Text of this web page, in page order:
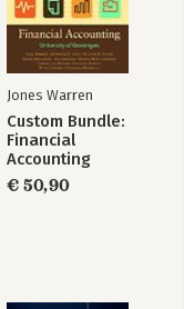
Jones Warren
Custom Bundle:
Financial
Accounting
€ 50,90